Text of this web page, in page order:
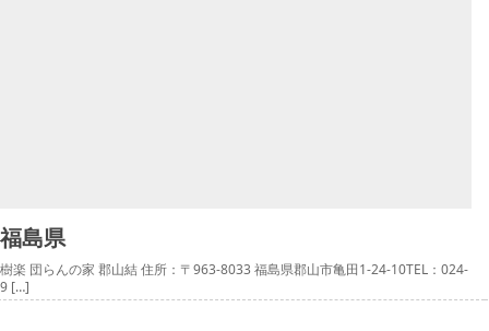
福島県
樹楽 団らんの家 郡山結 住所：〒963-8033 福島県郡山市亀田1-24-10TEL：024-
9 […]